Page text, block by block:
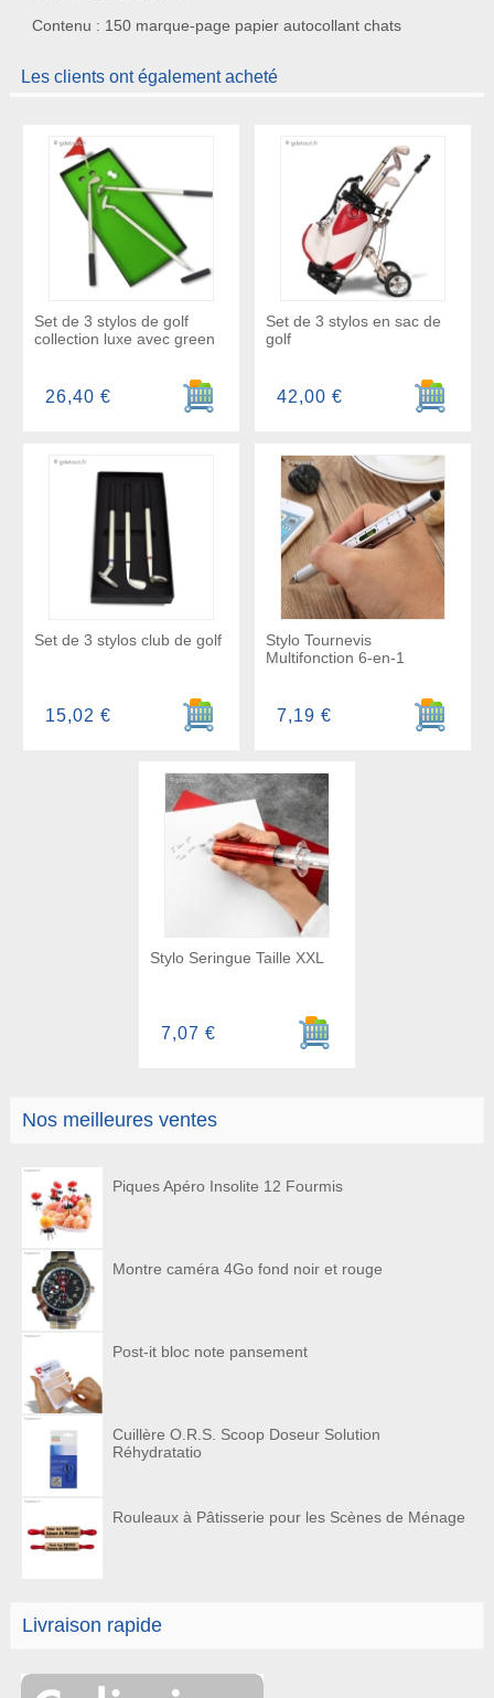
Nos meilleures ventes
Piques Apéro Insolite 12 Fourmis
Montre caméra 4Go fond noir et rouge
Post-it bloc note pansement
Cuillère O.R.S. Scoop Doseur Solution
Réhydratatio
Rouleaux à Pâtisserie pour les Scènes de Ménage
Livraison rapide
Contenu : 150 marque-page papier autocollant chats
Les clients ont également acheté
Set de 3 stylos de golf
collection luxe avec green
Ajouter au panier
26,40 €
Set de 3 stylos en sac de
golf
Ajouter
42,00 €
Set de 3 stylos club de golf
Ajouter au panier
15,02 €
Stylo Tournevis
Multifonction 6-en-1
Ajouter
7,19 €
Stylo Seringue Taille XXL
Ajouter au panier
7,07 €